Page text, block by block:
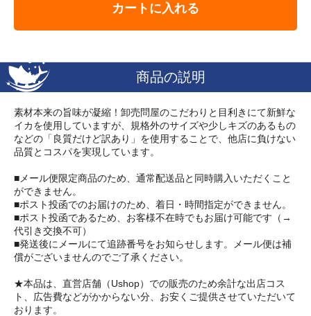
カートに入れる
商品の説明
素材本来の旨味が凝縮！卸売問屋のこだわりと目利きにて新鮮な
イカを使用していますが、規格外のサイズや少しキズのあるもの
などの「良質だけど訳あり」を使用することで、他店に負けない
品質とコスパを実現しています。
■メール便限定商品のため、通常配送品と同時購入いただくこと
ができません。
■ポスト投函でのお届けのため、着日・時間指定ができません。
■ポスト投函であるため、お客様不在時でもお届け可能です（→
代引き交換不可）
■発送後にメールにて追跡番号をお知らせします。メール便は補
償がございませんのでご了承ください。
★本品は、直営店舗（Ushop）での販売のため余計な出店コス
ト、広告費などがかからない分、お安くご提供させていただいて
おります。